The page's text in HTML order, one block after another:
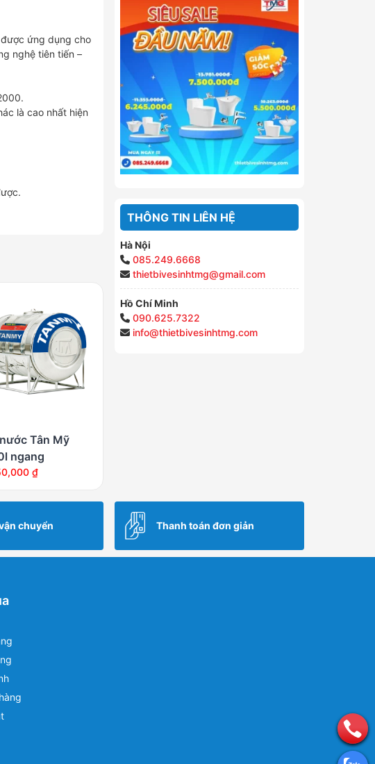
ứng dụng cho
nghệ tiên tiến –
là cao nhất hiện
Tân Mỹ
ngang
₫
THÔNG TIN LIÊN HỆ
Hà Nội
085.249.6668
thietbivesinhtmg@gmail.com
Hồ Chí Minh
090.625.7322
info@thietbivesinhtmg.com
chuyển Thanh toán đơn giản